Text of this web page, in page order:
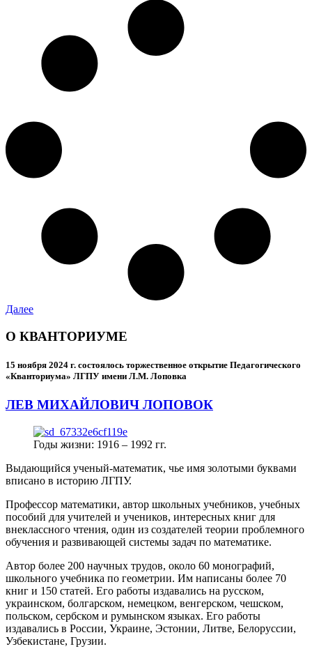
Далее
О КВАНТОРИУМЕ
15 ноября 2024 г. состоялось торжественное открытие Педагогического
«Кванториума» ЛГПУ имени Л.М. Лоповка
ЛЕВ МИХАЙЛОВИЧ ЛОПОВОК
Годы жизни: 1916 – 1992 гг.
Выдающийся ученый-математик, чье имя золотыми буквами
вписано в историю ЛГПУ.
Профессор математики, автор школьных учебников, учебных
пособий для учителей и учеников, интересных книг для
внеклассного чтения, один из создателей теории проблемного
обучения и развивающей системы задач по математике.
Автор более 200 научных трудов, около 60 монографий,
школьного учебника по геометрии. Им написаны более 70
книг и 150 статей. Его работы издавались на русском,
украинском, болгарском, немецком, венгерском, чешском,
польском, сербском и румынском языках. Его работы
издавались в России, Украине, Эстонии, Литве, Белоруссии,
Узбекистане, Грузии.